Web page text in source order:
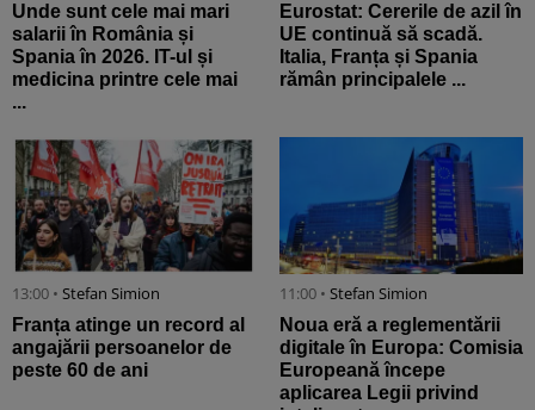
Unde sunt cele mai mari
salarii în România și
Spania în 2026. IT-ul și
medicina printre cele mai
...
Eurostat: Cererile de azil în
UE continuă să scadă.
Italia, Franța și Spania
rămân principalele ...
13:00 • Stefan Simion
Franța atinge un record al
angajării persoanelor de
peste 60 de ani
11:00 • Stefan Simion
Noua eră a reglementării
digitale în Europa: Comisia
Europeană începe
aplicarea Legii privind